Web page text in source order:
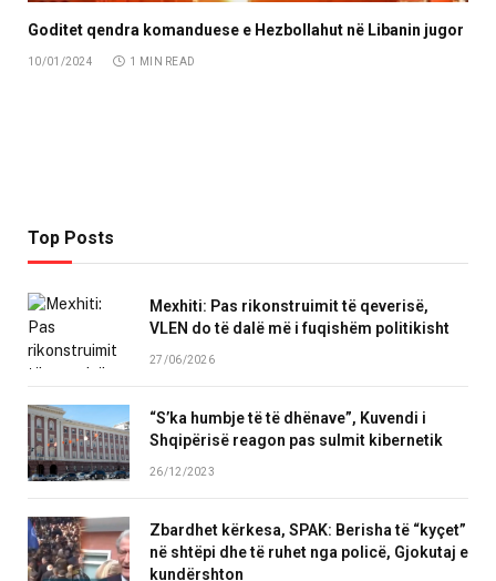
Goditet qendra komanduese e Hezbollahut në Libanin jugor
10/01/2024 1 MIN READ
Top Posts
Mexhiti: Pas rikonstruimit të qeverisë,
VLEN do të dalë më i fuqishëm politikisht
27/06/2026
“S’ka humbje të të dhënave”, Kuvendi i
Shqipërisë reagon pas sulmit kibernetik
26/12/2023
Zbardhet kërkesa, SPAK: Berisha të “kyçet”
në shtëpi dhe të ruhet nga policë, Gjokutaj e
kundërshton